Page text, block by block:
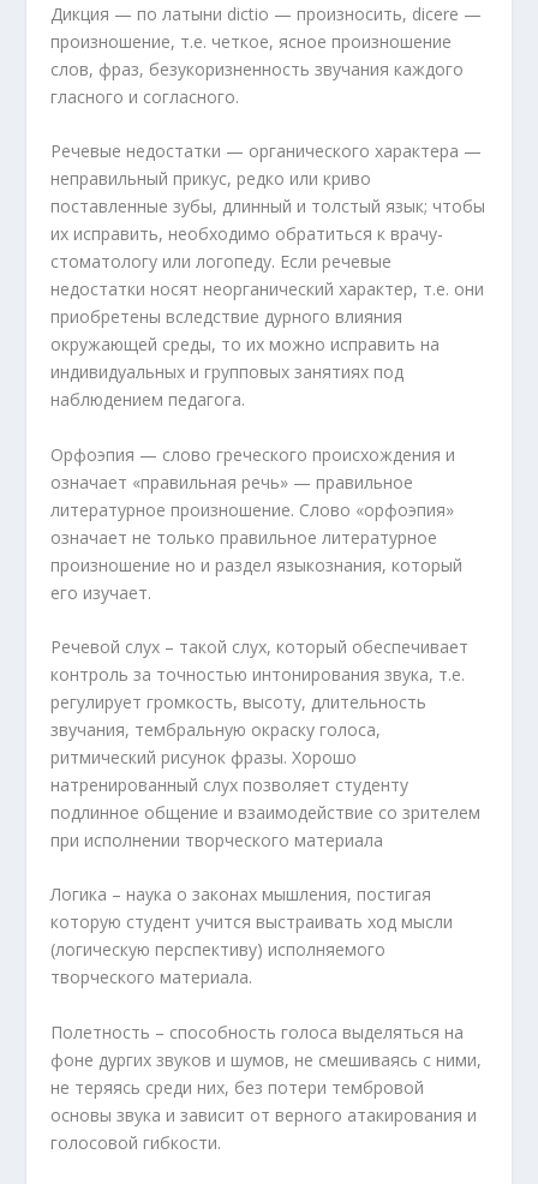
Дикция — по латыни dictio — произносить, dicere —
произношение, т.е. четкое, ясное произношение
слов, фраз, безукоризненность звучания каждого
гласного и согласного.
Речевые недостатки — органического характера —
неправильный прикус, редко или криво
поставленные зубы, длинный и толстый язык; чтобы
их исправить, необходимо обратиться к врачу-
стоматологу или логопеду. Если речевые
недостатки носят неорганический характер, т.е. они
приобретены вследствие дурного влияния
окружающей среды, то их можно исправить на
индивидуальных и групповых занятиях под
наблюдением педагога.
Орфоэпия — слово греческого происхождения и
означает «правильная речь» — правильное
литературное произношение. Слово «орфоэпия»
означает не только правильное литературное
произношение но и раздел языкознания, который
его изучает.
Речевой слух – такой слух, который обеспечивает
контроль за точностью интонирования звука, т.е.
регулирует громкость, высоту, длительность
звучания, тембральную окраску голоса,
ритмический рисунок фразы. Хорошо
натренированный слух позволяет студенту
подлинное общение и взаимодействие со зрителем
при исполнении творческого материала
Логика – наука о законах мышления, постигая
которую студент учится выстраивать ход мысли
(логическую перспективу) исполняемого
творческого материала.
Полетность – способность голоса выделяться на
фоне дургих звуков и шумов, не смешиваясь с ними,
не теряясь среди них, без потери тембровой
основы звука и зависит от верного атакирования и
голосовой гибкости.